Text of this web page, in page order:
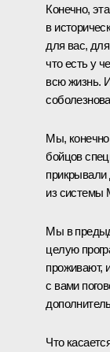
Конечно,
в
для вас,
что есть у
всю жизнь.
Мы,
бойцов
из
Мы в
целую
проживают,
с вами
Что